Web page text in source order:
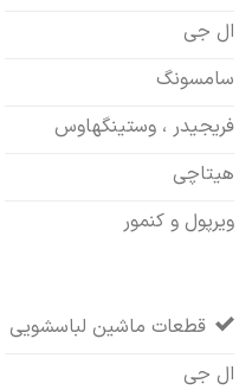
ال جی
سامسونگ
فریجیدر ، وستینگهاوس
هیتاچی
ویرپول و کنمور
قطعات ماشین لباسشویی
ال جی